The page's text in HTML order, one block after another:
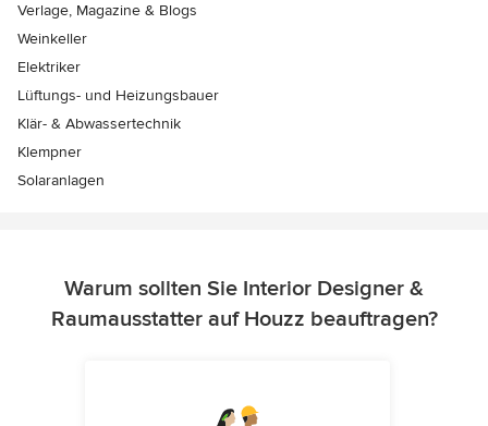
Verlage, Magazine & Blogs
Weinkeller
Elektriker
Lüftungs- und Heizungsbauer
Klär- & Abwassertechnik
Klempner
Solaranlagen
Warum sollten Sie Interior Designer &
Raumausstatter auf Houzz beauftragen?